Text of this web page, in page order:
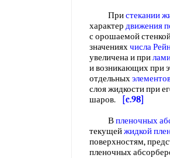
Пристекании
характер движения
с орошаемой
значенияхчисла
увеличена и при
и возникающих при
отдельных
слоя жидкости при
шаров.
[c.98]
Впленочных
текущейжидкой
поверхностям,
пленочных